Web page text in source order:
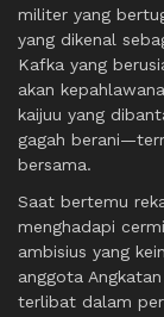
militer yang
yang dikenal
Kafka yang
akan
kaijuu yang
gagah
bersama.
Saat bertemu
menghadapi
ambisius yang
anggota
terlibat dalam